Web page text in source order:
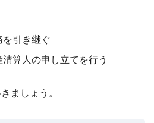
を引き継ぐ
算人の申し立てを行う
ましょう。